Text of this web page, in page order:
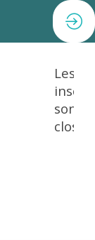
Les
sont
closes.